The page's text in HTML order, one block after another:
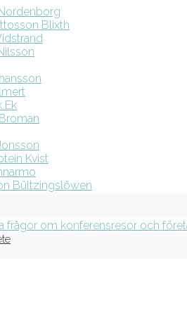
Blixth
Ek
Kvist
Bültzingslöwen
frågor om konferensresor och